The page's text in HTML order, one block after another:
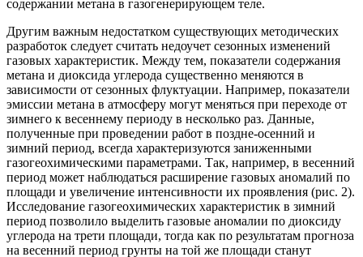
содержании метана в газогенерирующем теле.
Другим важным недостатком существующих методических
разработок следует считать недоучет сезонных изменений
газовых характеристик. Между тем, показатели содержания
метана и диоксида углерода существенно меняются в
зависимости от сезонных флуктуации. Например, показатели
эмиссии метана в атмосферу могут меняться при переходе от
зимнего к весеннему периоду в несколько раз. Данные,
полученные при проведении работ в поздне-осенний и
зимний период, всегда характеризуются заниженными
газогеохимическими параметрами. Так, например, в весенний
период может наблюдаться расширение газовых аномалий по
площади и увеличение интенсивности их проявления (рис. 2).
Исследование газогеохимических характеристик в зимний
период позволило выделить газовые аномалии по диоксиду
углерода на трети площади, тогда как по результатам прогноза
на весенний период грунты на той же площади станут